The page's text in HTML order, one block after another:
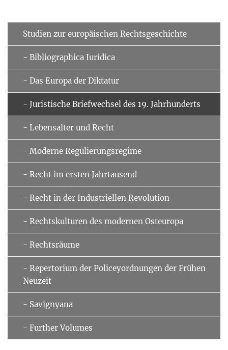
Studien zur europäischen Rechtsgeschichte
- Bibliographica Iuridica
- Das Europa der Diktatur
- Juristische Briefwechsel des 19. Jahrhunderts
- Lebensalter und Recht
- Moderne Regulierungsregime
- Recht im ersten Jahrtausend
- Recht in der Industriellen Revolution
- Rechtskulturen des modernen Osteuropa
- Rechtsräume
- Repertorium der Policeyordnungen der Frühen
Neuzeit
- Savignyana
- Further Volumes